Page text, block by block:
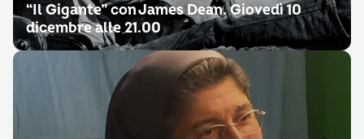
“Il Gigante” con James Dean. Giovedì 10
dicembre alle 21.00